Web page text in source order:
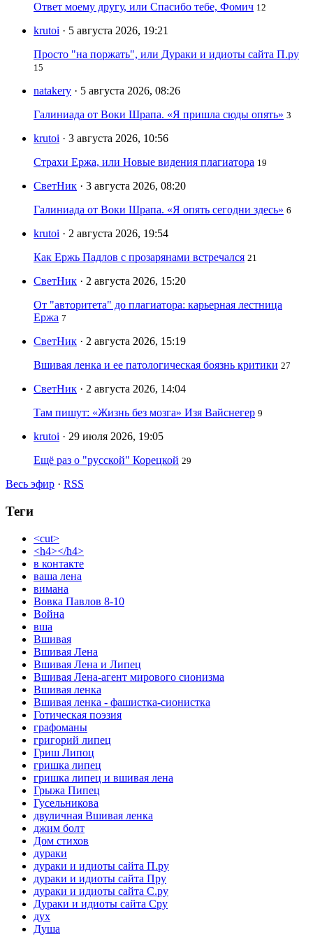
Ответ моему другу, или Спасибо тебе, Фомич 12
krutoi · 5 августа 2026, 19:21
Просто "на поржать", или Дураки и идиоты сайта П.ру
15
natakery · 5 августа 2026, 08:26
Галиниада от Воки Шрапа. «Я пришла сюды опять» 3
krutoi · 3 августа 2026, 10:56
Страхи Ержа, или Новые видения плагиатора 19
СветНик · 3 августа 2026, 08:20
Галиниада от Воки Шрапа. «Я опять сегодни здесь» 6
krutoi · 2 августа 2026, 19:54
Как Ержь Падлов с прозарянами встречался 21
СветНик · 2 августа 2026, 15:20
От "авторитета" до плагиатора: карьерная лестница
Ержа 7
СветНик · 2 августа 2026, 15:19
Вшивая ленка и ее патологическая боязнь критики 27
СветНик · 2 августа 2026, 14:04
Там пишут: «Жизнь без мозга» Изя Вайснегер 9
krutoi · 29 июля 2026, 19:05
Ещё раз о "русской" Корецкой 29
Весь эфир · RSS
Теги
<cut>
<h4></h4>
в контакте
ваша лена
вимана
Вовка Павлов 8-10
Война
вша
Вшивая
Вшивая Лена
Вшивая Лена и Липец
Вшивая Лена-агент мирового сионизма
Вшивая ленка
Вшивая ленка - фашистка-сионистка
Готическая поэзия
графоманы
григорий липец
Гриш Липоц
гришка липец
гришка липец и вшивая лена
Грыжа Пипец
Гусельникова
двуличная Вшивая ленка
джим болт
Дом стихов
дураки
дураки и идиоты сайта П.ру
дураки и идиоты сайта Пру
дураки и идиоты сайта С.ру
Дураки и идиоты сайта Сру
дух
Душа